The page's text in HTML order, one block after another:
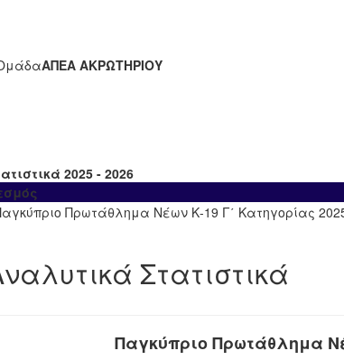
ΑΠΕΑ ΑΚΡΩΤΗΡΙΟΥ
2025 - 2026
Πρωτάθλημα Νέων Κ-19 Γ΄ Κατηγορίας
Στατιστικά
Παγκύπριο Πρωτάθλημα